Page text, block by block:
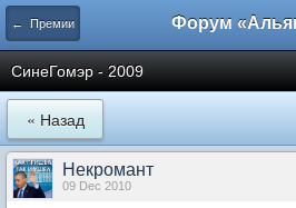
← Премии
CинеГомэр - 2009
« Назад
Некромант
09 Dec 2010